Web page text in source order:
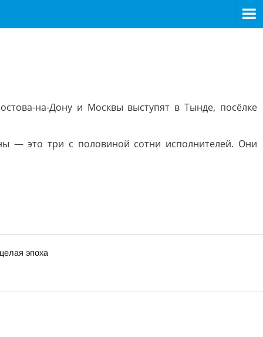
на-Дону и Москвы выступят в Тынде, посёлке
— это три с половиной сотни исполнителей. Они
эпоха